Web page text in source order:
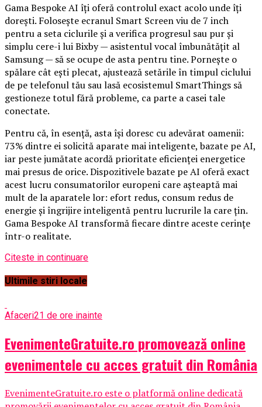
Gama Bespoke AI îți oferă controlul exact acolo unde îți
dorești. Folosește ecranul Smart Screen viu de 7 inch
pentru a seta ciclurile și a verifica progresul sau pur și
simplu cere-i lui Bixby — asistentul vocal îmbunătățit al
Samsung — să se ocupe de asta pentru tine. Pornește o
spălare cât ești plecat, ajustează setările în timpul ciclului
de pe telefonul tău sau lasă ecosistemul SmartThings să
gestioneze totul fără probleme, ca parte a casei tale
conectate.
Pentru că, în esență, asta își doresc cu adevărat oamenii:
73% dintre ei solicită aparate mai inteligente, bazate pe AI,
iar peste jumătate acordă prioritate eficienței energetice
mai presus de orice. Dispozitivele bazate pe AI oferă exact
acest lucru consumatorilor europeni care așteaptă mai
mult de la aparatele lor: efort redus, consum redus de
energie și îngrijire inteligentă pentru lucrurile la care țin.
Gama Bespoke AI transformă fiecare dintre aceste cerințe
într-o realitate.
Citeste in continuare
Ultimile stiri locale
Afaceri21 de ore inainte
EvenimenteGratuite.ro promovează online
evenimentele cu acces gratuit din România
EvenimenteGratuite.ro este o platformă online dedicată